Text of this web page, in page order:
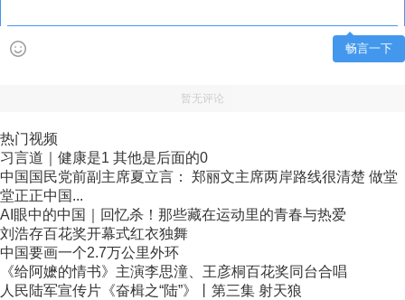
畅言一下
暂无评论
热门视频
习言道｜健康是1 其他是后面的0
中国国民党前副主席夏立言： 郑丽文主席两岸路线很清楚 做堂
堂正正中国...
AI眼中的中国｜回忆杀！那些藏在运动里的青春与热爱
刘浩存百花奖开幕式红衣独舞
中国要画一个2.7万公里外环
《给阿嬷的情书》主演李思潼、王彦桐百花奖同台合唱
人民陆军宣传片《奋楫之“陆”》丨第三集 射天狼